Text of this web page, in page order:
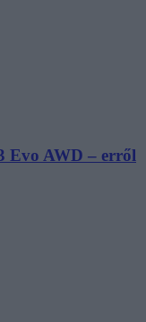
Evo AWD – erről